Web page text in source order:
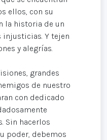
ellos, con su
la historia de un
injusticias. Y tejen
y alegrías.
grandes
de nuestro
con dedicado
Sin hacerlos
poder, debemos